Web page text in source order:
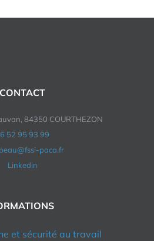
CONTACT
84350 COURTHEZON
52 95 93 99
paca.fr
Linkedin
et sécurité au travail